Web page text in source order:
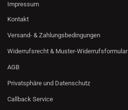
Impressum
Kontakt
Versand- & Zahlungsbedingungen
Widerrufsrecht & Muster-Widerrufsformular
AGB
Privatsphäre und Datenschutz
Callback Service